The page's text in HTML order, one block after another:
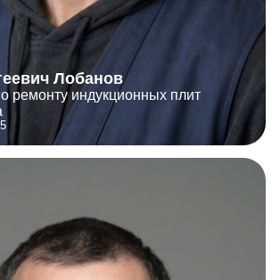
Лобанов
ремонту индукционных плит